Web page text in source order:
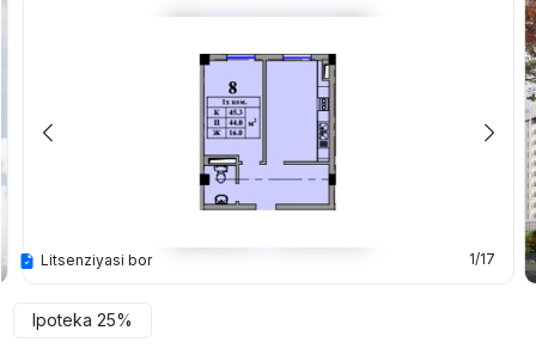
1/17
Litsenziyasi bor
Ipoteka 25%